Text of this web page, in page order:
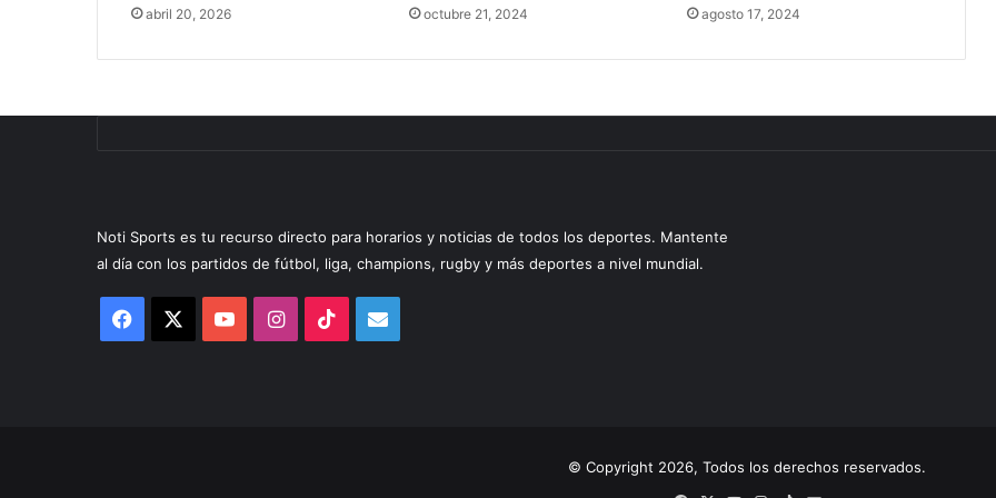
abril 20, 2026 octubre 21, 2024 agosto 17, 2024
Noti Sports es tu recurso directo para horarios y noticias de todos los deportes. Mantente
al día con los partidos de fútbol, liga, champions, rugby y más deportes a nivel mundial.
Facebook YouTubeInstagram
TikTokCorreo
© Copyright 2026, Todos los derechos reservados.